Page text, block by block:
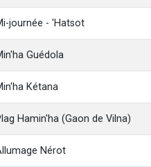
journée - 'Hatsot
Guédola
Kétana
Hamin'ha (Gaon de Vilna)
Nérot